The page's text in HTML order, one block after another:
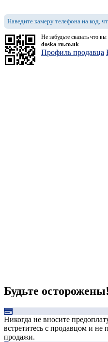
Наведите камеру телефона на код,
Не забудьте сказать что
doska-ru.co.uk
Профиль продавца
Будьте осторожены!
Никогда не вносите
встретитесь с продавцом и
продажи.